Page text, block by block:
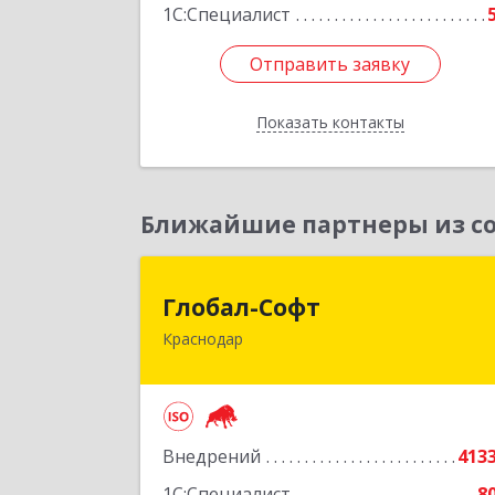
1С:Специалист
Отправить заявку
Показать контакты
Отправить заявку
Назад
Ближайшие партнеры из
Глобал-Софт
Краснодар
Внедрений